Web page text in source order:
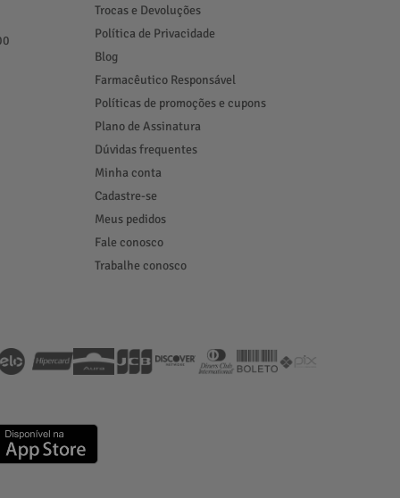
Trocas e Devoluções
Política de Privacidade
Blog
Farmacêutico Responsável
Políticas de promoções e cupons
Plano de Assinatura
Dúvidas frequentes
Minha conta
Cadastre-se
Meus pedidos
Fale conosco
Trabalhe conosco